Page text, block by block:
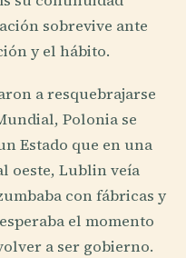
sobrevive ante
y el hábito.
a resquebrajarse
Polonia se
Estado que en una
oeste, Lublin veía
con fábricas y
el momento
a ser gobierno.